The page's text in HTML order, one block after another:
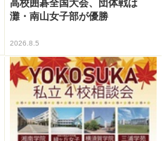
高校囲碁全国大会、団体戦は
灘・南山女子部が優勝
2026.8.5